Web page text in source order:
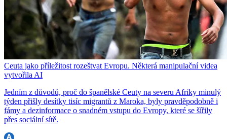
Ceuta jako příležitost rozeštvat Evropu. Některá manipulační videa
vytvořila AI
Jedním z důvodů, proč do španělské Ceuty na severu Afriky minulý
týden přišly desítky tisíc migrantů z Maroka, byly pravděpodobně i
fámy a dezinformace o snadném vstupu do Evropy, které se šířily
přes sociální sítě.